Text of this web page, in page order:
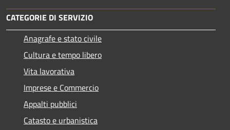
CATEGORIE DI SERVIZIO
Anagrafe e stato civile
Cultura e tempo libero
Vita lavorativa
Imprese e Commercio
Appalti pubblici
Catasto e urbanistica